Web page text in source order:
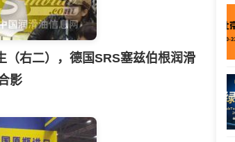
右二），德国SRS塞兹伯根润滑
影